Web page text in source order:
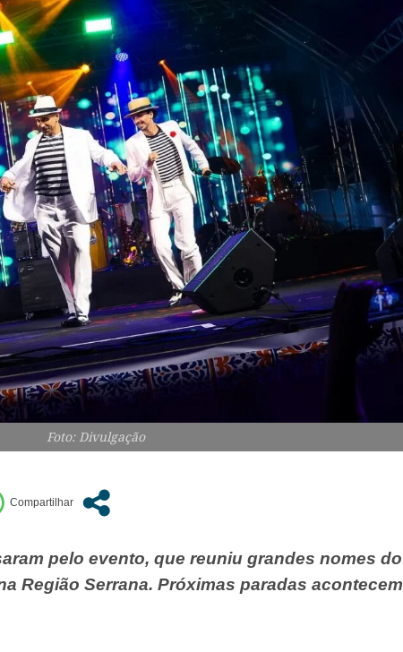
Foto: Divulgação
pelo evento, que reuniu grandes nomes do
Região Serrana. Próximas paradas acontecem